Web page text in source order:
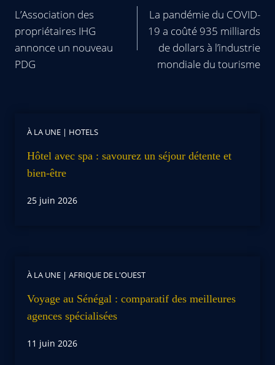
L’Association des
propriétaires IHG
annonce un nouveau
PDG
La pandémie du COVID-
19 a coûté 935 milliards
de dollars à l’industrie
mondiale du tourisme
À LA UNE | HOTELS
Hôtel avec spa : savourez un séjour détente et
bien-être
25 juin 2026
À LA UNE | AFRIQUE DE L'OUEST
Voyage au Sénégal : comparatif des meilleures
agences spécialisées
11 juin 2026